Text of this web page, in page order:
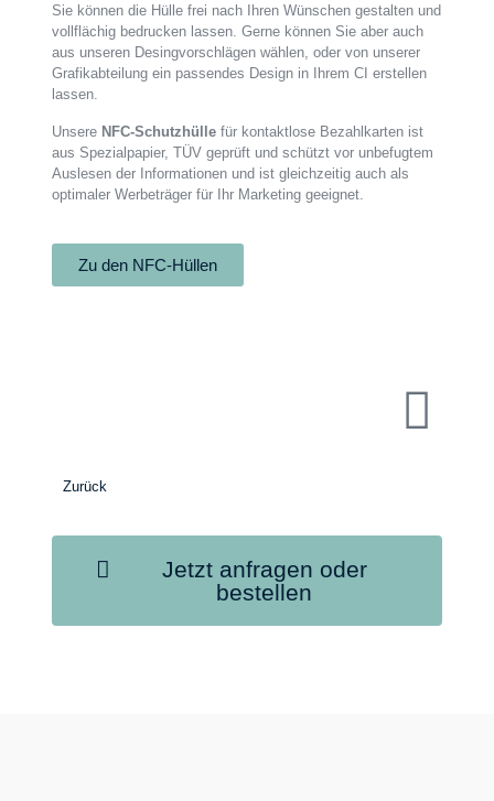
Sie können die Hülle frei nach Ihren Wünschen gestalten und
vollflächig bedrucken lassen. Gerne können Sie aber auch
aus unseren Desingvorschlägen wählen, oder von unserer
Grafikabteilung ein passendes Design in Ihrem CI erstellen
lassen.
Unsere NFC-Schutzhüllefür kontaktlose Bezahlkarten ist
aus Spezialpapier, TÜV geprüft und schützt vor unbefugtem
Auslesen der Informationen und ist gleichzeitig auch als
optimaler Werbeträger für Ihr Marketing geeignet.
Zu den NFC-Hüllen
Zurück
Jetzt anfragen oder
bestellen